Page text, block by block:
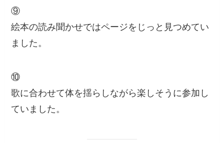
⑨
絵本の読み聞かせではページをじっと見つめてい
ました。
⑩
歌に合わせて体を揺らしながら楽しそうに参加し
ていました。